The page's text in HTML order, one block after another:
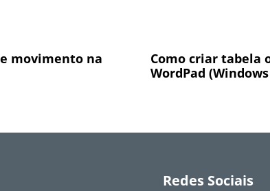
movimento na
Como criar tabela
WordPad
Redes Sociais